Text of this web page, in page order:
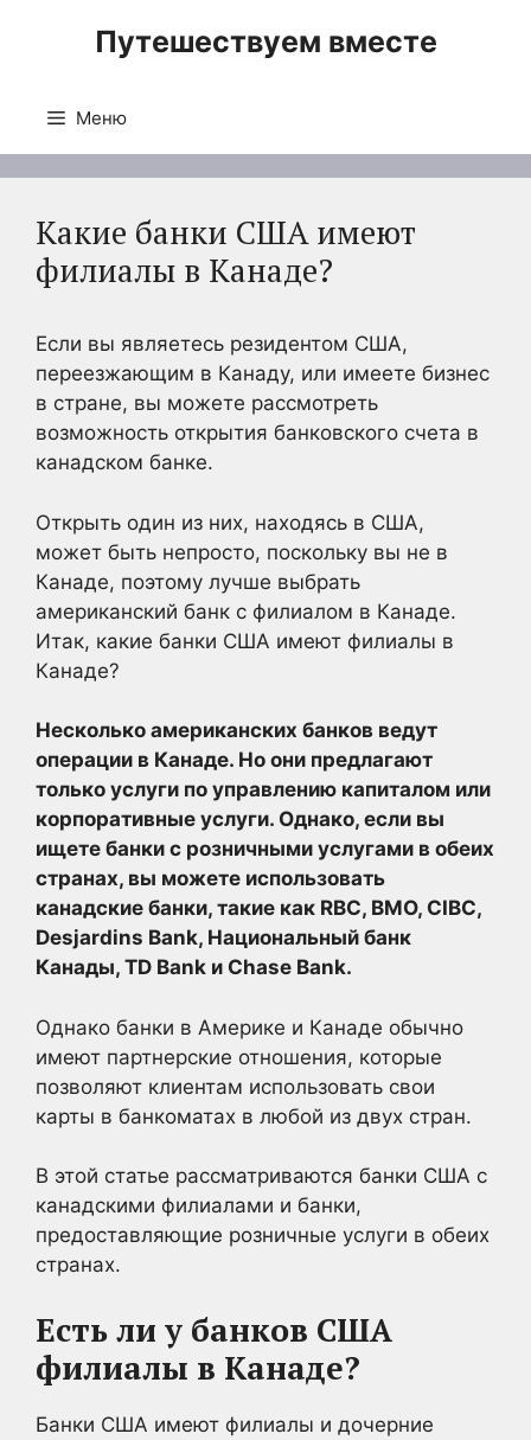
Путешествуем вместе
Меню
Какие банки США имеют
филиалы в Канаде?
Если вы являетесь резидентом США,
переезжающим в Канаду, или имеете бизнес
в стране, вы можете рассмотреть
возможность открытия банковского счета в
канадском банке.
Открыть один из них, находясь в США,
может быть непросто, поскольку вы не в
Канаде, поэтому лучше выбрать
американский банк с филиалом в Канаде.
Итак, какие банки США имеют филиалы в
Канаде?
Несколько американских банков ведут
операции в Канаде. Но они предлагают
только услуги по управлению капиталом или
корпоративные услуги. Однако, если вы
ищете банки с розничными услугами в обеих
странах, вы можете использовать
канадские банки, такие как RBC, BMO, CIBC,
Desjardins Bank, Национальный банк
Канады, TD Bank и Chase Bank.
Однако банки в Америке и Канаде обычно
имеют партнерские отношения, которые
позволяют клиентам использовать свои
карты в банкоматах в любой из двух стран.
В этой статье рассматриваются банки США с
канадскими филиалами и банки,
предоставляющие розничные услуги в обеих
странах.
Есть ли у банков США
филиалы в Канаде?
Банки США имеют филиалы и дочерние